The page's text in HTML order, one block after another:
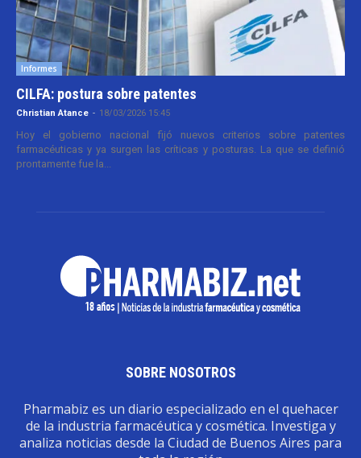
Informes
CILFA: postura sobre patentes
Christian Atance - 18/03/2026 15:45
Hoy el gobierno nacional fijó nuevos criterios sobre patentes
farmacéuticas y ya surgen las críticas y posturas. La que se definió
prontamente fue la...
SOBRE NOSOTROS
Pharmabiz es un diario especializado en el quehacer
de la industria farmacéutica y cosmética. Investiga y
analiza noticias desde la Ciudad de Buenos Aires para